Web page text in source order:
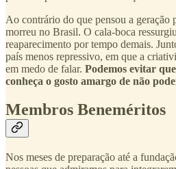
Ao contrário do que pensou a geração
morreu no Brasil. O cala-boca
reaparecimento por tempo demais.
país menos repressivo, em que a
em medo de falar. Podemos evitar
conheça o gosto amargo de não
Membros Beneméritos
Nos meses de preparação até a